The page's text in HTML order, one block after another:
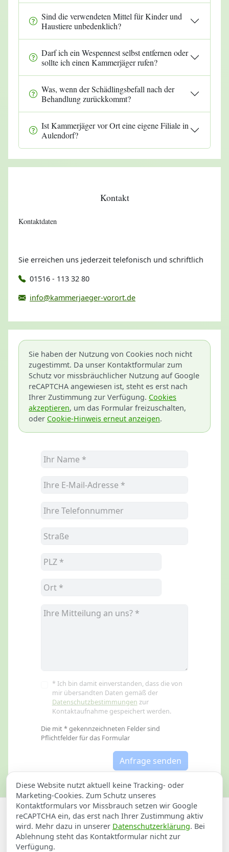
Sind die verwendeten Mittel für Kinder und
Haustiere unbedenklich?
Darf ich ein Wespennest selbst entfernen oder
sollte ich einen Kammerjäger rufen?
Was, wenn der Schädlingsbefall nach der
Behandlung zurückkommt?
Ist Kammerjäger vor Ort eine eigene Filiale in
Aulendorf?
Kontakt
Kontaktdaten
Sie erreichen uns jederzeit telefonisch und schriftlich
01516 - 113 32 80
info@kammerjaeger-vorort.de
Sie haben der Nutzung von Cookies noch nicht
zugestimmt. Da unser Kontaktformular zum
Schutz vor missbräuchlicher Nutzung auf Google
reCAPTCHA angewiesen ist, steht es erst nach
Ihrer Zustimmung zur Verfügung. Cookies
akzeptieren, um das Formular freizuschalten,
oder Cookie-Hinweis erneut anzeigen.
* Ich bin damit einverstanden, dass die von
mir übersandten Daten gemäß der
Datenschutzbestimmungen zur
Kontaktaufnahme gespeichert werden.
Die mit * gekennzeichneten Felder sind
Pflichtfelder für das Formular
Anfrage senden
Datenschutzerklärung Impressum
Sathilfe für Aulendorf
Diese Website nutzt aktuell keine Tracking- oder
Marketing-Cookies. Zum Schutz unseres
Kontaktformulars vor Missbrauch setzen wir Google
reCAPTCHA ein, das erst nach Ihrer Zustimmung aktiv
wird. Mehr dazu in unserer Datenschutzerklärung. Bei
Ablehnung steht das Kontaktformular nicht zur
Verfügung.